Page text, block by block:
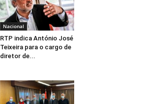
Nacional
RTP indica António José
Teixeira para o cargo de
diretor de...